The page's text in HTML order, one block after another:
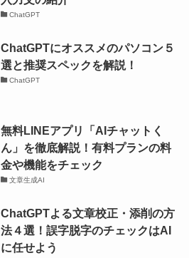
ChatGPT
ChatGPTにオススメのパソコン５
選と推奨スペックを解説！
ChatGPT
無料LINEアプリ「AIチャットく
ん」を徹底解説！有料プランの料
金や機能をチェック
文章生成AI
ChatGPTよる文章校正・添削の方
法４選！誤字脱字のチェックはAI
に任せよう